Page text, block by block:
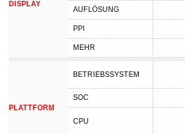
DISPLAY
AUFLÖSUNG
PPI
MEHR
PLATTFORM
BETRIEBSSYSTEM
SOC
CPU